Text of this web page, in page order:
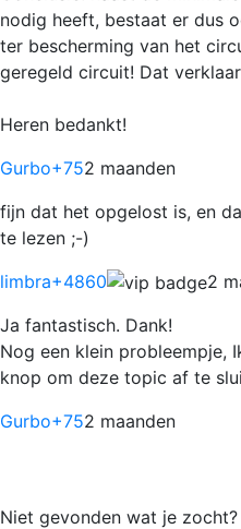
nodig heeft, bestaat er dus
ter bescherming van het
geregeld circuit! Dat
Heren bedankt!
Gurbo+752 maanden
fijn dat het opgelost is, en
te lezen ;-)
limbra+4860
2
Ja fantastisch. Dank!
Nog een klein probleempje,
knop om deze topic af te
Gurbo+752 maanden
Niet gevonden wat je